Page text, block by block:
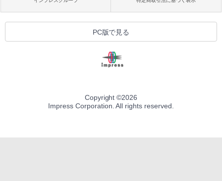
PC版で見る
Copyright ©2026
Impress Corporation. All rights reserved.